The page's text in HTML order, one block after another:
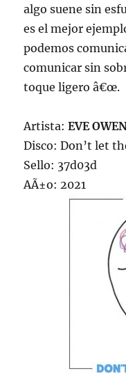
algo suene sin
es el mejor
podemos
comunicar sin
toque ligero â€œ.
Artista:EVE
Disco: Don’t let
Sello: 37d03d
AÃ±o: 2021